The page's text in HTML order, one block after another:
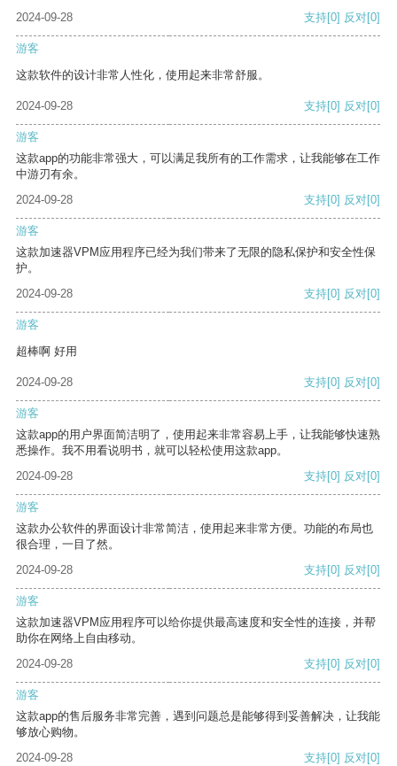
2024-09-28
支持[0] 反对[0]
游客
这款软件的设计非常人性化，使用起来非常舒服。
2024-09-28 支持[0] 反对[0]
游客
这款app的功能非常强大，可以满足我所有的工作需求，让我能够在工作
中游刃有余。
2024-09-28
支持[0] 反对[0]
游客
这款加速器VPM应用程序已经为我们带来了无限的隐私保护和安全性保
护。
2024-09-28
支持[0] 反对[0]
游客
超棒啊 好用
2024-09-28 支持[0] 反对[0]
游客
这款app的用户界面简洁明了，使用起来非常容易上手，让我能够快速熟
悉操作。我不用看说明书，就可以轻松使用这款app。
2024-09-28
支持[0] 反对[0]
游客
这款办公软件的界面设计非常简洁，使用起来非常方便。功能的布局也
很合理，一目了然。
2024-09-28
支持[0] 反对[0]
游客
这款加速器VPM应用程序可以给你提供最高速度和安全性的连接，并帮
助你在网络上自由移动。
2024-09-28
支持[0] 反对[0]
游客
这款app的售后服务非常完善，遇到问题总是能够得到妥善解决，让我能
够放心购物。
2024-09-28
支持[0] 反对[0]